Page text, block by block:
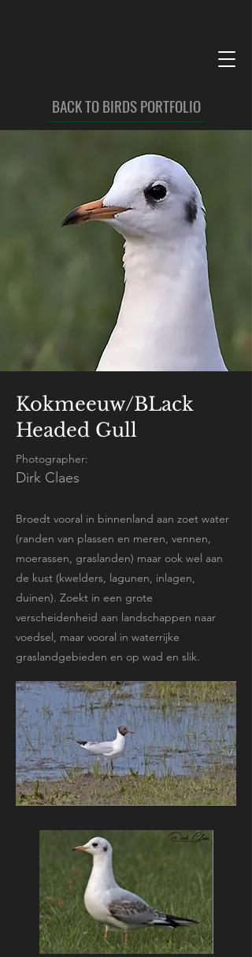
BACK TO BIRDS PORTFOLIO
Kokmeeuw/BLack
Headed Gull
Photographer:
Dirk Claes
Broedt vooral in binnenland aan zoet water
(randen van plassen en meren, vennen,
moerassen, graslanden) maar ook wel aan
de kust (kwelders, lagunen, inlagen,
duinen). Zoekt in een grote
verscheidenheid aan landschappen naar
voedsel, maar vooral in waterrijke
graslandgebieden en op wad en slik.